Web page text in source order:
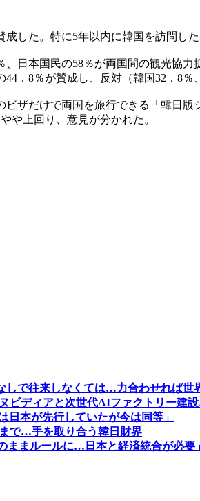
した。特に5年以内に韓国を訪問し
、日本国民の58％が両国間の観光協
．8％が賛成し、反対（韓国32．8％
ザだけで両国を旅行できる「韓日
や上回り、意見が分かれた。
しで往来しなくては…力合わせれば世
ビディアと次世代AIファクトリー建
日本が先行していたが今は同等」
で…手を取り合う韓日財界
ままルールに…日本と経済統合が必要」